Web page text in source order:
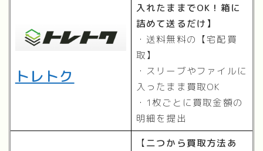
トレトク
入れたままでOK！箱に
詰めて送るだけ】
・送料無料の【宅配買
取】
・スリーブやファイルに
入ったまま買取OK
・1枚ごとに買取金額の
明細を提出
【二つから買取方法あ